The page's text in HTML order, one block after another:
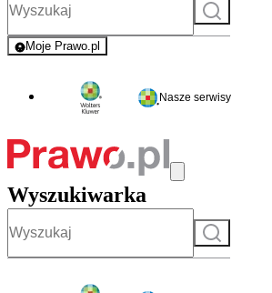
Szukaj
Moje Prawo.pl
- rejestracja i logowanie do serwisu
Nasze serwisy
Wyszukiwarka
Szukaj